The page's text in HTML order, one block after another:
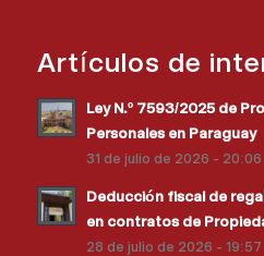
Artículos de
Ley N.º 7593/2025 de
Personales en Paraguay
31 de julio de 2026 - 20:06
Deducción fiscal de
en contratos de
28 de julio de 2026 - 19:57